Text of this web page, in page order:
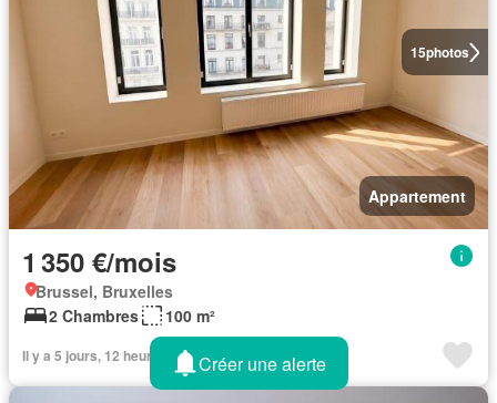
15photos
Appartement
1 350 €/mois
Brussel, Bruxelles
2 Chambres
100 m²
Il y a 5 jours, 12 heures sur Rentola.beCréer une alerte